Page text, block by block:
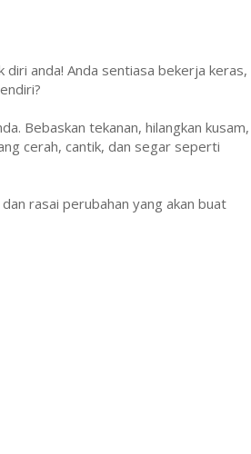
anda! Anda sentiasa bekerja keras,
Bebaskan tekanan, hilangkan kusam,
cerah, cantik, dan segar seperti
rasai perubahan yang akan buat